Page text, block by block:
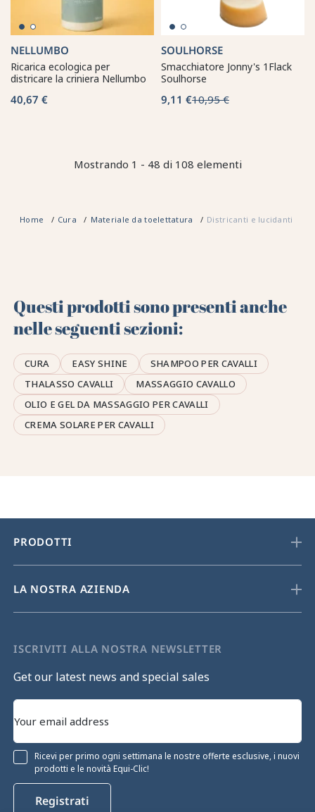
NELLUMBO
Ricarica ecologica per
districare la criniera Nellumbo
40,67 €
SOULHORSE
Smacchiatore Jonny's 1Flack
Soulhorse
9,11 €10,95 €
Mostrando 1 - 48 di 108 elementi
Home Cura Materiale da toelettatura Districanti e lucidanti
Questi prodotti sono presenti anche
nelle seguenti sezioni:
CURA EASY SHINE
SHAMPOO PER CAVALLI
THALASSO CAVALLI
MASSAGGIO CAVALLO
OLIO E GEL DA MASSAGGIO PER CAVALLI
CREMA SOLARE PER CAVALLI
PRODOTTI
LA NOSTRA AZIENDA
ISCRIVITI ALLA NOSTRA NEWSLETTER
Get our latest news and special sales
Ricevi per primo ogni settimana le nostre offerte esclusive, i nuovi
prodotti e le novità Equi-Clic!
Registrati